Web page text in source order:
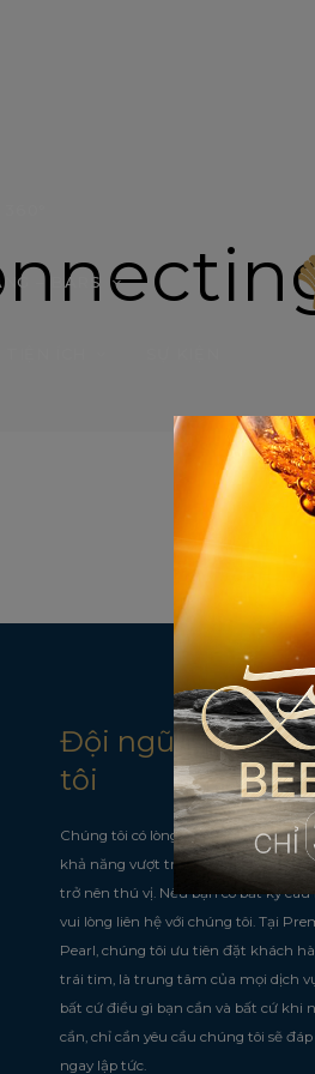
– BARS
Đội ngũ chúng
tôi
Chúng tôi có lòng nhiệt huyết, sự
khả năng vượt trội để giúp kỳ nghỉ
trở nên thú vị. Nếu bạn có bất kỳ câu
vui lòng liên hệ với chúng tôi. Tại
Pearl, chúng tôi ưu tiên đặt khách
trái tim, là trung tâm của mọi dịch
bất cứ điều gì bạn cần và bất cứ khi
cần, chỉ cần yêu cầu chúng tôi sẽ
ngay lập tức.